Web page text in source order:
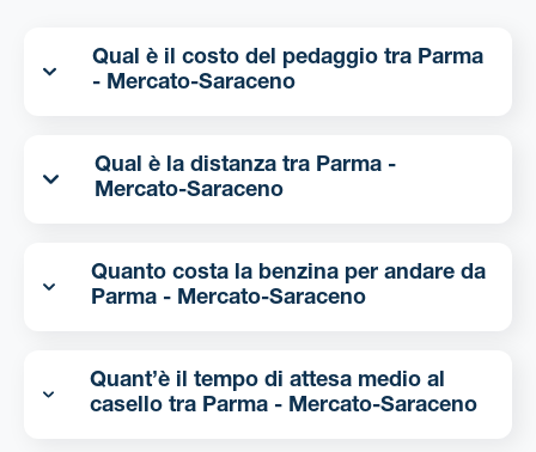
Qual è il costo del pedaggio tra Parma
- Mercato-Saraceno
Qual è la distanza tra Parma -
Mercato-Saraceno
Quanto costa la benzina per andare da
Parma - Mercato-Saraceno
Quant’è il tempo di attesa medio al
casello tra Parma - Mercato-Saraceno